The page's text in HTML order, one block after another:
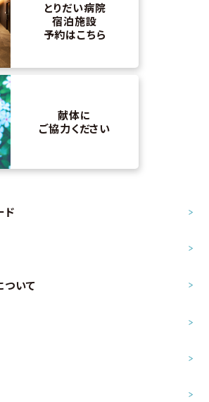
とりだい病院
宿泊施設
予約はこちら
献体に
ご協力ください
ド
ついて